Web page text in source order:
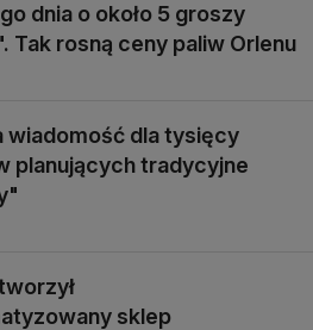
dnia o około 5 groszy
Tak rosną ceny paliw Orlenu
wiadomość dla tysięcy
planujących tradycyjne
sklep